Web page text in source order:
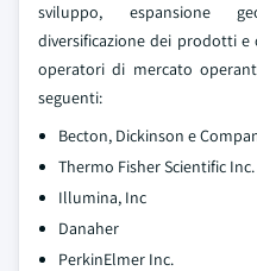
sviluppo, espansione
diversificazione dei prodotti
operatori di mercato
seguenti:
Becton, Dickinson e
Thermo Fisher Scientific Inc.
Illumina, Inc
Danaher
PerkinElmer Inc.